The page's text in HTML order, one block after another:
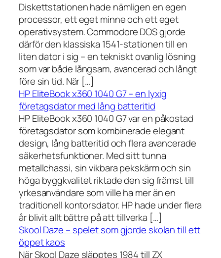
Diskettstationen hade nämligen en egen
processor, ett eget minne och ett eget
operativsystem. Commodore DOS gjorde
därför den klassiska 1541-stationen till en
liten dator i sig – en tekniskt ovanlig lösning
som var både långsam, avancerad och långt
före sin tid. När […]
HP EliteBook x360 1040 G7 – en lyxig
företagsdator med lång batteritid
HP EliteBook x360 1040 G7 var en påkostad
företagsdator som kombinerade elegant
design, lång batteritid och flera avancerade
säkerhetsfunktioner. Med sitt tunna
metallchassi, sin vikbara pekskärm och sin
höga byggkvalitet riktade den sig främst till
yrkesanvändare som ville ha mer än en
traditionell kontorsdator. HP hade under flera
år blivit allt bättre på att tillverka […]
Skool Daze – spelet som gjorde skolan till ett
öppet kaos
När Skool Daze släpptes 1984 till ZX